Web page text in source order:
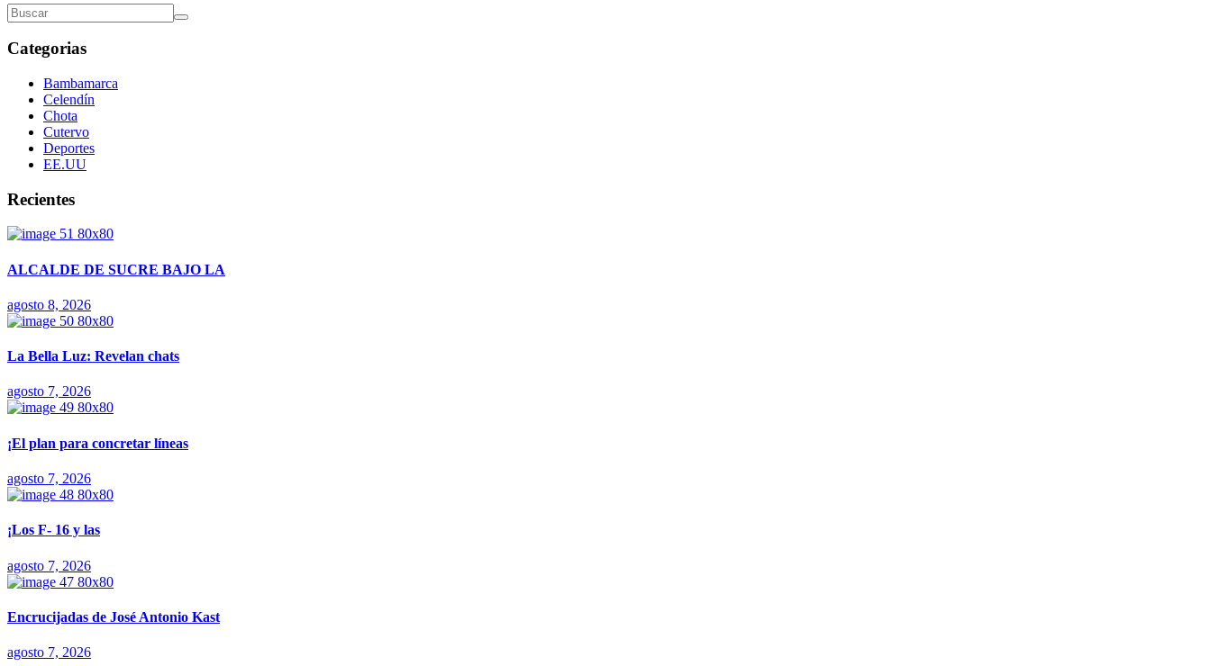
Categorias
Bambamarca
Celendín
Chota
Cutervo
Deportes
EE.UU
Recientes
ALCALDE DE SUCRE BAJO LA
agosto 8, 2026
La Bella Luz: Revelan chats
agosto 7, 2026
¡El plan para concretar líneas
agosto 7, 2026
¡Los F- 16 y las
agosto 7, 2026
Encrucijadas de José Antonio Kast
agosto 7, 2026